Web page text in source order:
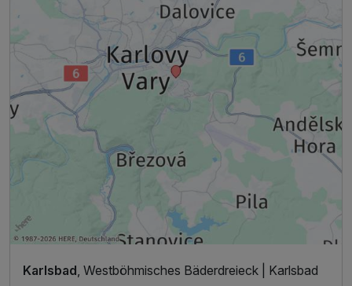
Karlsbad , Westböhmisches Bäderdreieck | Karlsbad